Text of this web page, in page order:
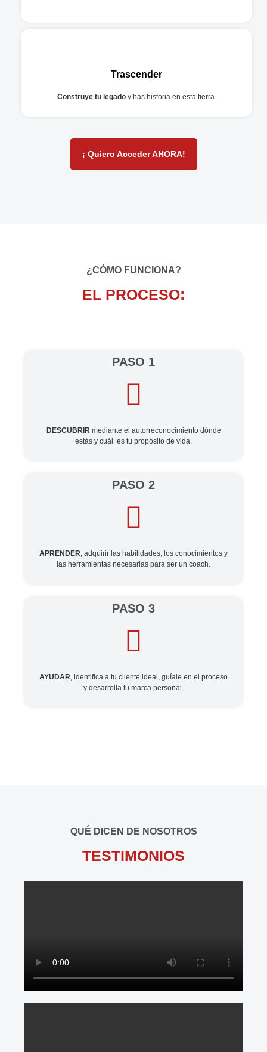
Trascender
Construye tu legadoy has historia en esta tierra.
¡ Quiero Acceder AHORA!
¿CÓMO FUNCIONA?
EL PROCESO:
PASO 1
DESCUBRIRmediante el autorreconocimiento dónde
estás y cuál es tu propósito de vida.
PASO 2
APRENDER, adquirir las habilidades, los conocimientos y
las herramientas necesarias para ser un coach.
PASO 3
AYUDAR , identifica a tu cliente ideal, guíale en el proceso
y desarrolla tu marca personal.
QUÉ DICEN DE NOSOTROS
TESTIMONIOS